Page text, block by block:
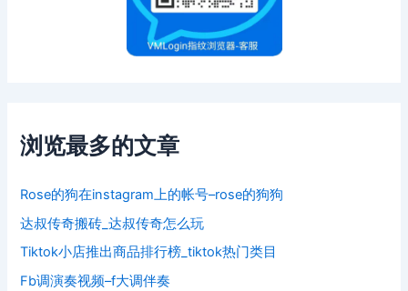
浏览最多的文章
Rose的狗在instagram上的帐号–rose的狗狗
达叔传奇搬砖_达叔传奇怎么玩
Tiktok小店推出商品排行榜_tiktok热门类目
Fb调演奏视频–f大调伴奏